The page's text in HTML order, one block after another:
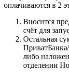
оплачиваются в 2
Вносится
счёт для
Остальная
ПриватБанка/
либо
отделении